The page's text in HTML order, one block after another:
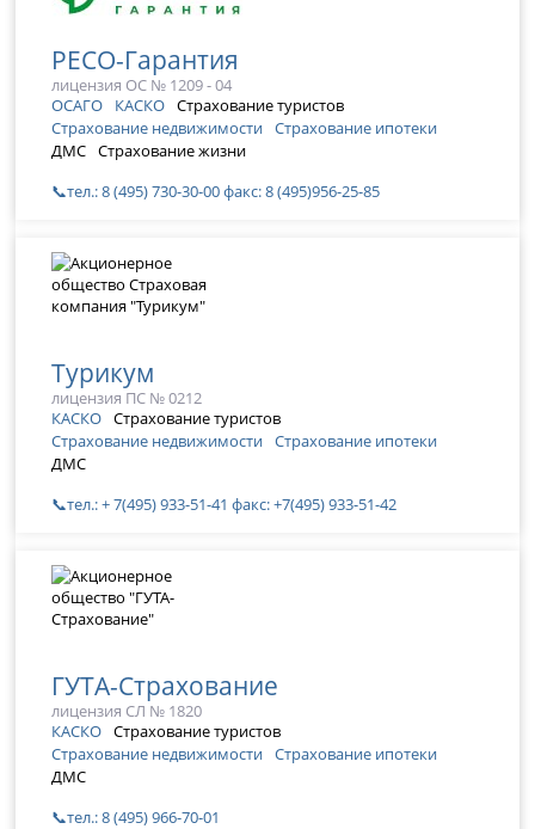
РЕСО-Гарантия
лицензия ОС № 1209 - 04
ОСАГО
КАСКО Страхование туристов
Страхование недвижимости Страхование ипотеки
ДМС Страхование жизни
📞тел.: 8 (495) 730-30-00 факс: 8 (495)956-25-85
Турикум
лицензия ПС № 0212
КАСКО Страхование туристов
Страхование недвижимости Страхование ипотеки
ДМС
📞тел.: + 7(495) 933-51-41 факс: +7(495) 933-51-42
ГУТА-Страхование
лицензия СЛ № 1820
КАСКО Страхование туристов
Страхование недвижимости Страхование ипотеки
ДМС
📞тел.: 8 (495) 966-70-01